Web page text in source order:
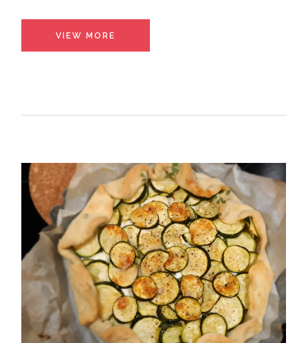
VIEW MORE